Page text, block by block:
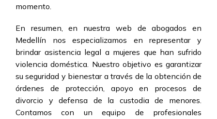
momento.
En resumen, en nuestra web de abogados en
Medellín nos especializamos en representar y
brindar asistencia legal a mujeres que han sufrido
violencia doméstica. Nuestro objetivo es garantizar
su seguridad y bienestar a través de la obtención de
órdenes de protección, apoyo en procesos de
divorcio y defensa de la custodia de menores.
Contamos con un equipo de profesionales